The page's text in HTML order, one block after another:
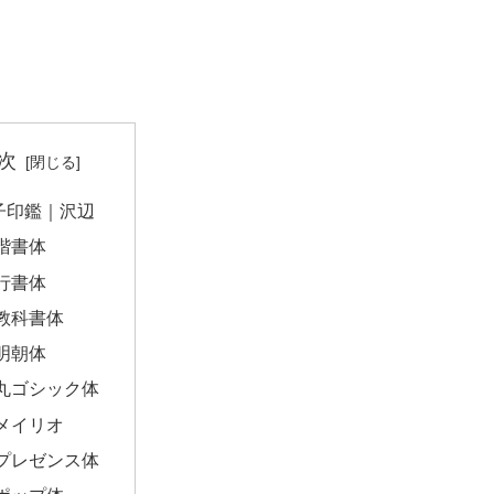
印鑑｜沢辺
書体
書体
科書体
朝体
ゴシック体
イリオ
レゼンス体